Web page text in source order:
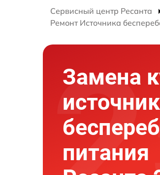
Сервисный центр Ресанта
Ремонт Источника
Замена
питания